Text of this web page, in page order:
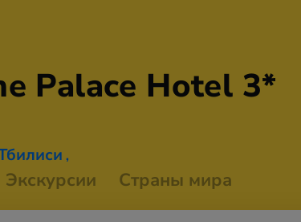
Palace Hotel 3*
,
Экскурсии Страны мира